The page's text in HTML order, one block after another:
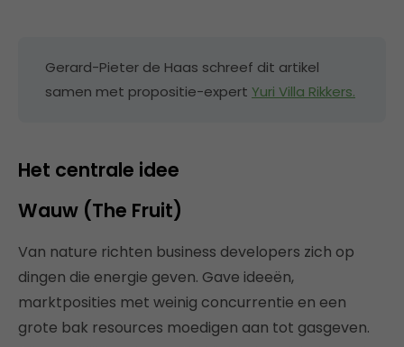
Gerard-Pieter de Haas schreef dit artikel
samen met propositie-expert Yuri Villa Rikkers.
Het centrale idee
Wauw (The Fruit)
Van nature richten business developers zich op
dingen die energie geven. Gave ideeën,
marktposities met weinig concurrentie en een
grote bak resources moedigen aan tot gasgeven.